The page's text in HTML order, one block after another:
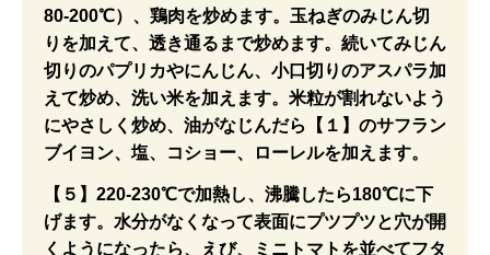
80-200℃）、鶏肉を炒めます。玉ねぎのみじん切
りを加えて、透き通るまで炒めます。続いてみじん
切りのパプリカやにんじん、小口切りのアスパラ加
えて炒め、洗い米を加えます。米粒が割れないよう
にやさしく炒め、油がなじんだら【１】のサフラン
ブイヨン、塩、コショー、ローレルを加えます。
【５】220-230℃で加熱し、沸騰したら180℃に下
げます。水分がなくなって表面にプツプツと穴が開
くようになったら、えび、ミニトマトを並べてフタ